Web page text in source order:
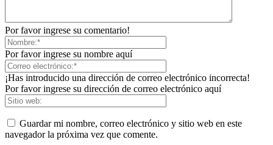
Por favor ingrese su comentario!
Por favor ingrese su nombre aquí
¡Has introducido una dirección de correo electrónico incorrecta!
Por favor ingrese su dirección de correo electrónico aquí
Guardar mi nombre, correo electrónico y sitio web en este
navegador la próxima vez que comente.